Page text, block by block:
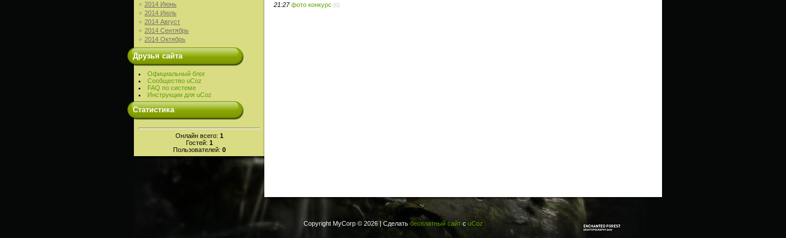
2014 Июнь
2014 Июль
2014 Август
2014 Сентябрь
2014 Октябрь
Друзья сайта
Официальный блог
Сообщество uCoz
FAQ по системе
Инструкции для uCoz
Статистика
Онлайн всего: 1
Гостей: 1
Пользователей: 0
21:27 фото конкурс (0)
Copyright MyCorp © 2026|Сделать бесплатный сайтс uCoz